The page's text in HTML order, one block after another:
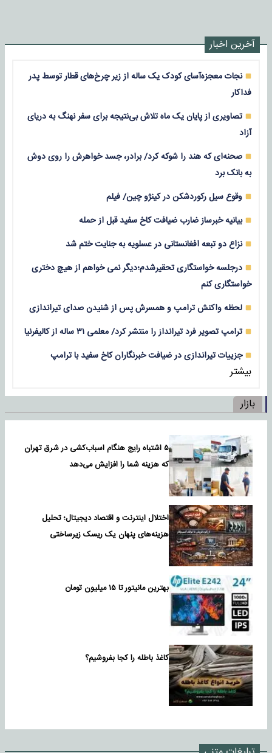
آخرین اخبار
نجات معجزه‌آسای کودک یک ساله از زیر چرخ‌های قطار توسط پدر
فداکار
تصاویری از پایان یک ماه تلاش بی‌نتیجه برای سفر نهنگ به دریای
آزاد
صحنه‌ای که هند را شوکه کرد/ برادر، جسد خواهرش را روی دوش
به بانک برد
وقوع سیل رکوردشکن در کینژو چین/ فیلم
بیانیه خبرساز ضارب ضیافت کاخ سفید قبل از حمله
نزاع دو تبعه افغانستانی در عسلویه به جنایت ختم شد
درجلسه خواستگاری تحقیرشدم؛دیگر نمی خواهم از هیچ دختری
خواستگاری کنم
لحظه واکنش ترامپ و همسرش پس از شنیدن صدای تیراندازی
ترامپ تصویر فرد تیرانداز را منتشر کرد/ معلمی ۳۱ ساله از کالیفرنیا
جزییات تیراندازی در ضیافت خبرنگاران کاخ سفید با ترامپ
بیشتر
بازار
۵ اشتباه رایج هنگام اسباب‌کشی در شرق تهران
که هزینه شما را افزایش می‌دهد
اختلال اینترنت و اقتصاد دیجیتال؛ تحلیل
هزینه‌های پنهان یک ریسک زیرساختی
بهترین مانیتور تا ۱۵ میلیون تومان
کاغذ باطله را کجا بفروشیم؟